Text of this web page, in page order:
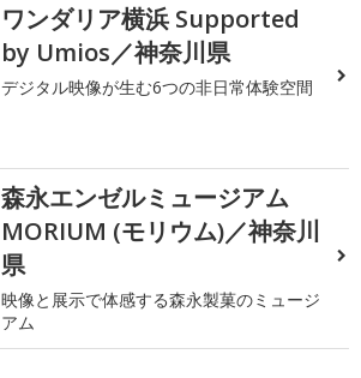
ワンダリア横浜 Supported
by Umios／神奈川県
デジタル映像が生む6つの非日常体験空間
森永エンゼルミュージアム
MORIUM (モリウム)／神奈川
県
映像と展示で体感する森永製菓のミュージ
アム